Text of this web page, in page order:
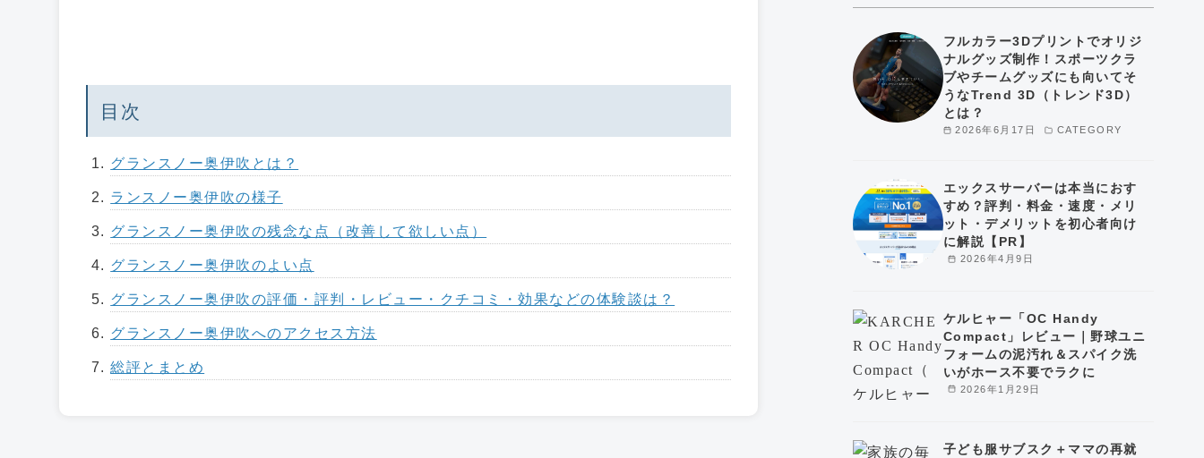
目次
グランスノー奥伊吹とは？
ランスノー奥伊吹の様子
グランスノー奥伊吹の残念な点（改善して欲しい点）
グランスノー奥伊吹のよい点
グランスノー奥伊吹の評価・評判・レビュー・クチコミ・効果などの体験談は？
グランスノー奥伊吹へのアクセス方法
総評とまとめ
2026年6月17日 CATEGORY
フルカラー3Dプリントでオリジ
ナルグッズ制作！スポーツクラ
ブやチームグッズにも向いてそ
うなTrend 3D（トレンド3D）
とは？
2026年4月9日
エックスサーバーは本当におす
すめ？評判・料金・速度・メリ
ット・デメリットを初心者向け
に解説【PR】
2026年1月29日
ケルヒャー「OC Handy
Compact」レビュー｜野球ユニ
フォームの泥汚れ＆スパイク洗
いがホース不要でラクに
子ども服サブスク＋ママの再就